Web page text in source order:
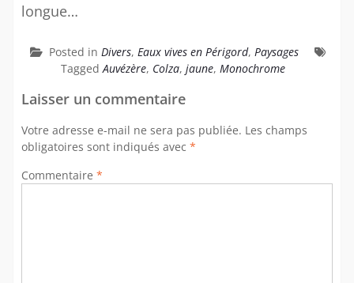
longue…
Posted in Divers, Eaux vives en Périgord, Paysages
Tagged Auvézère, Colza, jaune, Monochrome
Laisser un commentaire
Votre adresse e-mail ne sera pas publiée. Les champs
obligatoires sont indiqués avec *
Commentaire *